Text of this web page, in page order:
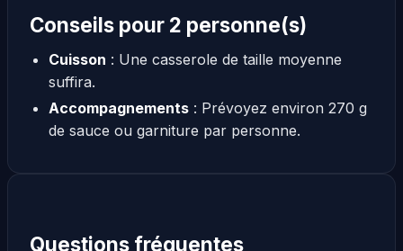
Conseils pour 2 personne(s)
Cuisson : Une casserole de taille moyenne
suffira.
Accompagnements: Prévoyez environ 270 g
de sauce ou garniture par personne.
Questions fréquentes